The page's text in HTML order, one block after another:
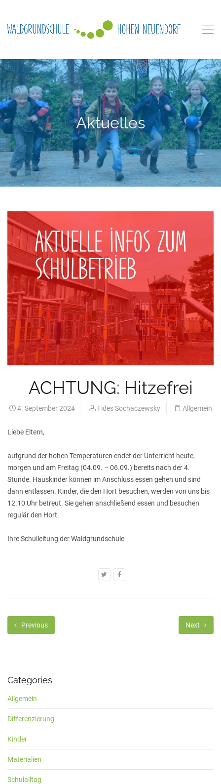
Aktuelles
ACHTUNG: Hitzefrei
4. September 2024 Fides Sochaczewsky Allgemein
Liebe Eltern,
aufgrund der hohen Temperaturen endet der Unterricht heute,
morgen und am Freitag (04.09. – 06.09.) bereits nach der 4.
Stunde. Hauskinder können im Anschluss essen gehen und sind
dann entlassen. Kinder, die den Hort besuchen, werden von uns bis
12.10 Uhr betreut. Sie gehen anschließend essen und besuchen
regulär den Hort.
Ihre Schulleitung der Waldgrundschule
Previous Next
Categories
Allgemein
Differenzierung
Kinder
Materialien
Schulalltag